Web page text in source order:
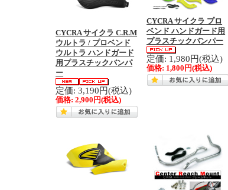
CYCRA サイクラ C.R.M
ウルトラ / プロベンド
ウルトラ ハンドガード
用プラスチックバンパ
ー
定価: 3,190円(税込)
価格:2,900円(税込)
CYCRA サイクラ プロ
ベンド ハンドガード用
プラスチックバンパー
定価: 1,980円(税込)
価格: 1,800円(税込)